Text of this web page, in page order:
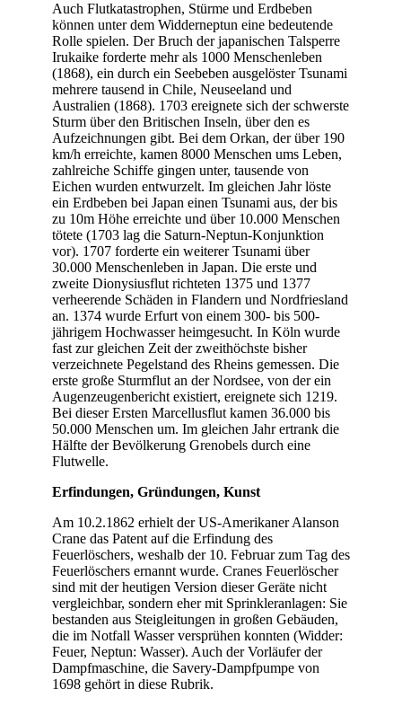
Auch Flutkatastrophen, Stürme und Erdbeben
können unter dem Widderneptun eine bedeutende
Rolle spielen. Der Bruch der japanischen Talsperre
Irukaike forderte mehr als 1000 Menschenleben
(1868), ein durch ein Seebeben ausgelöster Tsunami
mehrere tausend in Chile, Neuseeland und
Australien (1868). 1703 ereignete sich der schwerste
Sturm über den Britischen Inseln, über den es
Aufzeichnungen gibt. Bei dem Orkan, der über 190
km/h erreichte, kamen 8000 Menschen ums Leben,
zahlreiche Schiffe gingen unter, tausende von
Eichen wurden entwurzelt. Im gleichen Jahr löste
ein Erdbeben bei Japan einen Tsunami aus, der bis
zu 10m Höhe erreichte und über 10.000 Menschen
tötete (1703 lag die Saturn-Neptun-Konjunktion
vor). 1707 forderte ein weiterer Tsunami über
30.000 Menschenleben in Japan. Die erste und
zweite Dionysiusflut richteten 1375 und 1377
verheerende Schäden in Flandern und Nordfriesland
an. 1374 wurde Erfurt von einem 300- bis 500-
jährigem Hochwasser heimgesucht. In Köln wurde
fast zur gleichen Zeit der zweithöchste bisher
verzeichnete Pegelstand des Rheins gemessen. Die
erste große Sturmflut an der Nordsee, von der ein
Augenzeugenbericht existiert, ereignete sich 1219.
Bei dieser Ersten Marcellusflut kamen 36.000 bis
50.000 Menschen um. Im gleichen Jahr ertrank die
Hälfte der Bevölkerung Grenobels durch eine
Flutwelle.
Erfindungen, Gründungen, Kunst
Am 10.2.1862 erhielt der US-Amerikaner Alanson
Crane das Patent auf die Erfindung des
Feuerlöschers, weshalb der 10. Februar zum Tag des
Feuerlöschers ernannt wurde. Cranes Feuerlöscher
sind mit der heutigen Version dieser Geräte nicht
vergleichbar, sondern eher mit Sprinkleranlagen: Sie
bestanden aus Steigleitungen in großen Gebäuden,
die im Notfall Wasser versprühen konnten (Widder:
Feuer, Neptun: Wasser). Auch der Vorläufer der
Dampfmaschine, die Savery-Dampfpumpe von
1698 gehört in diese Rubrik.